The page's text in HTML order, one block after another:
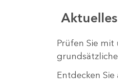
Prüfen Sie mit
Entdecken